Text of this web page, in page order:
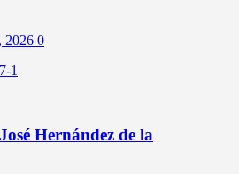
2026 0
Hernández de la